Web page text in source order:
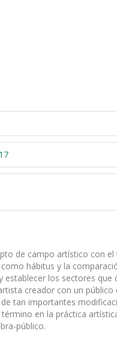
de campo artístico con
hábitus y la
los sectores
creador con un
tan importantes
en la práctica
público.